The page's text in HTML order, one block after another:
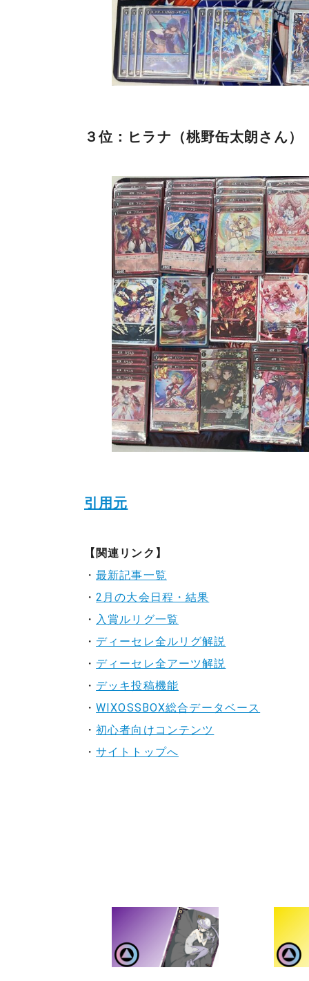
３位：ヒラナ（桃野缶太朗さん）
引用元
【関連リンク】
・最新記事一覧
・2月の大会日程・結果
・ 入賞ルリグ一覧
・ ディーセレ全ルリグ解説
・ ディーセレ全アーツ解説
・ デッキ投稿機能
・WIXOSSBOX総合データベース
・初心者向けコンテンツ
・サイトトップへ